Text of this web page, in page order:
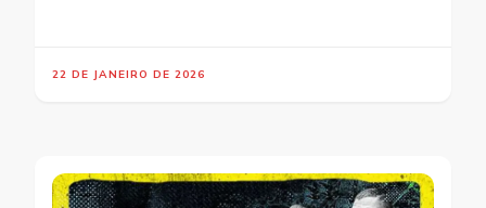
22 DE JANEIRO DE 2026